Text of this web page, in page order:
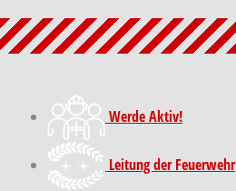
Werde Aktiv!
Leitung der Feuerwehr